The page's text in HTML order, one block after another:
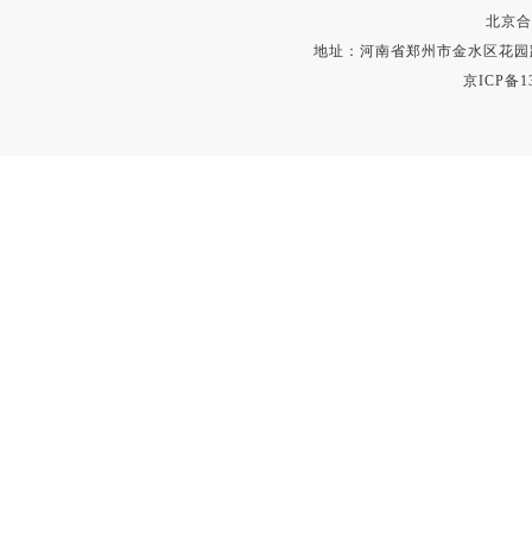
北京
地址：河南省郑州市金水区花
京ICP备